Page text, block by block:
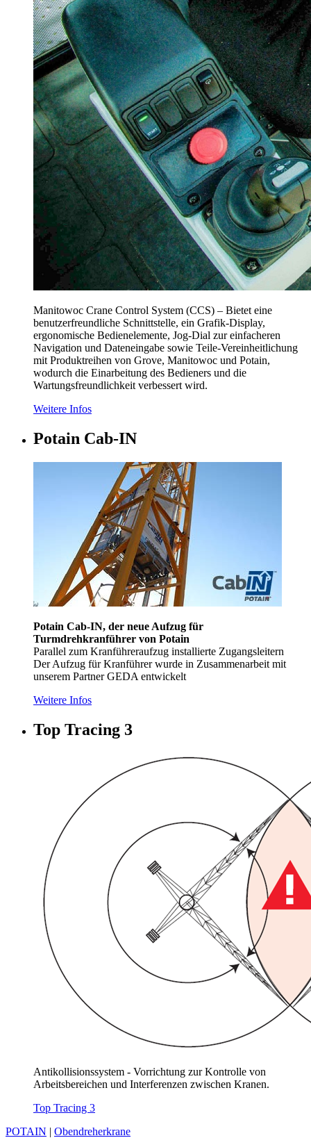
Manitowoc Crane Control System (CCS) – Bietet eine
benutzerfreundliche Schnittstelle, ein Grafik-Display,
ergonomische Bedienelemente, Jog-Dial zur einfacheren
Navigation und Dateneingabe sowie Teile-Vereinheitlichung
mit Produktreihen von Grove, Manitowoc und Potain,
wodurch die Einarbeitung des Bedieners und die
Wartungsfreundlichkeit verbessert wird.
Weitere Infos
Potain Cab-IN
Potain Cab-IN, der neue Aufzug für
Turmdrehkranführer von Potain
Parallel zum Kranführeraufzug installierte Zugangsleitern
Der Aufzug für Kranführer wurde in Zusammenarbeit mit
unserem Partner GEDA entwickelt
Weitere Infos
Top Tracing 3
Antikollisionssystem - Vorrichtung zur Kontrolle von
Arbeitsbereichen und Interferenzen zwischen Kranen.
Top Tracing 3
POTAIN | Obendreherkrane